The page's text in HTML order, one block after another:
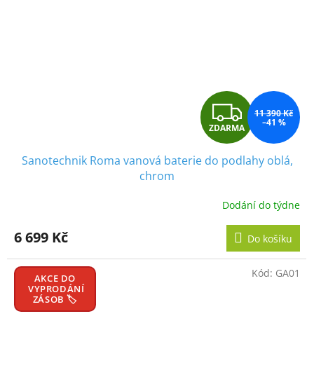
Z
D
A
R
M
A
ZDARMA
11 390 Kč
–41 %
Sanotechnik Roma vanová baterie do podlahy oblá,
chrom
Dodání do týdne
6 699 Kč Do košíku
AKCE DO
VYPRODÁNÍ
ZÁSOB 🏷️
Kód: GA01